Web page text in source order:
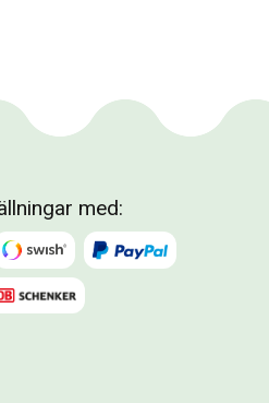
med: